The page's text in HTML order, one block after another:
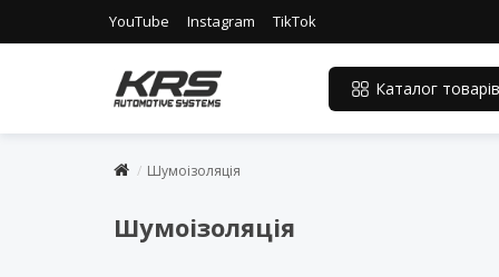
YouTube Instagram TikTok
Каталог товарів
Шумоізоляція
Шумоізоляція